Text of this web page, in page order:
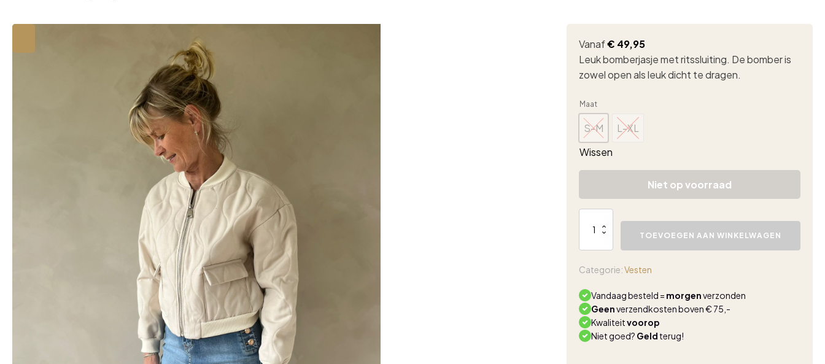
Vanaf€ 49,95
Leuk bomberjasje met ritssluiting. De bomber is
zowel open als leuk dicht te dragen.
Maat
S-M
S-M
L-XL
L-XL
Wissen
Niet op voorraad
jasje
TOEVOEGEN AAN WINKELWAGEN
Categorie:Vesten
Vandaag besteld = morgenverzonden
Geenverzendkosten boven € 75,-
Kwaliteitvoorop
Niet goed? Geld terug!